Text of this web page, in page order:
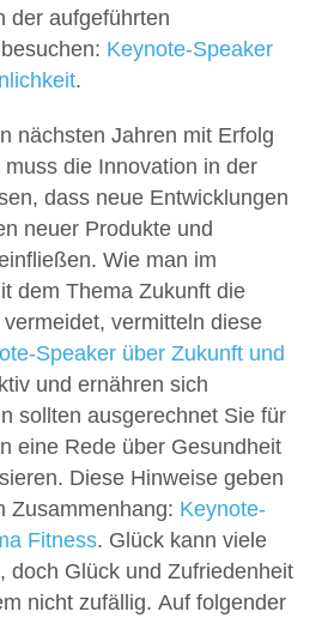
der aufgeführten
Keynote-Speaker
.
nächsten Jahren mit Erfolg
die Innovation in der
dass neue Entwicklungen
neuer Produkte und
Wie man im
dem Thema Zukunft die
vermitteln diese
Speaker über Zukunft und
und ernähren sich
sollten ausgerechnet Sie für
eine Rede über Gesundheit
Diese Hinweise geben
Zusammenhang: Keynote-
Fitness. Glück kann viele
doch Glück und Zufriedenheit
nicht zufällig. Auf folgender